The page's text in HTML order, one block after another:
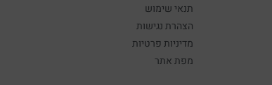
תנאי שימוש
הצהרת נגישות
מדיניות פרטיות
מפת אתר